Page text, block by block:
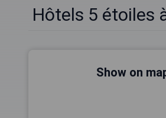
Hôtels 5 étoiles
Show on